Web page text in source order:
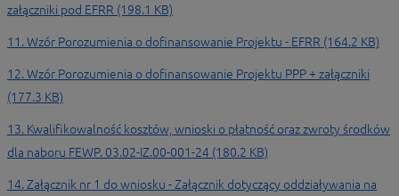
załączniki pod EFRR (198.1 KB)
11. Wzór Porozumienia o dofinansowanie Projektu - EFRR (164.2 KB)
12. Wzór Porozumienia o dofinansowanie Projektu PPP + załączniki
(177.3 KB)
13. Kwalifikowalność kosztów, wnioski o płatność oraz zwroty środków
dla naboru FEWP. 03.02-IZ.00-001-24 (180.2 KB)
14. Załącznik nr 1 do wniosku - Załącznik dotyczący oddziaływania na